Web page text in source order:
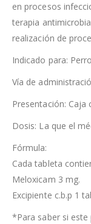
en procesos
terapia
realización de
Indicado para:
Vía de
Presentación: Caja
Dosis: La que el
Fórmula:
Cada tableta
Meloxicam 3 mg.
Excipiente c.b.p 1
*Para saber si